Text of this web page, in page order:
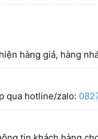
hàng giả, hàng
qua hotline/zalo: